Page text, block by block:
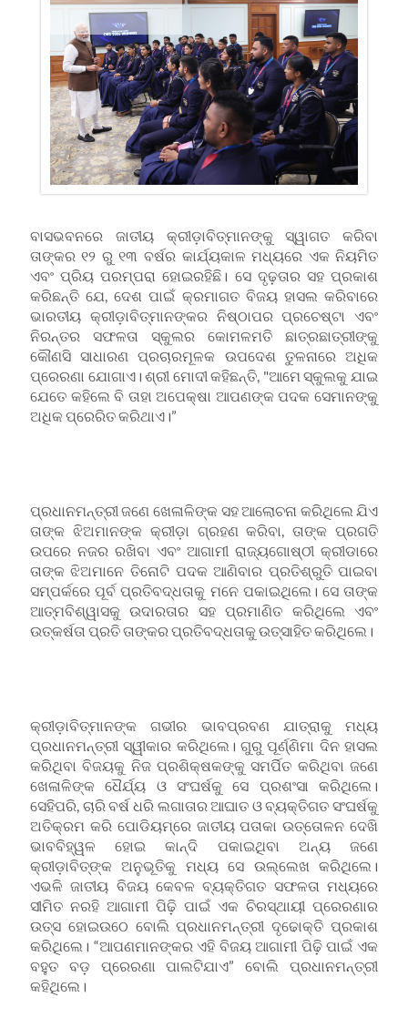
ବାସଭବନରେ ଜାତୀୟ କ୍ରୀଡ଼ାବିତ୍‌ମାନଙ୍କୁ ସ୍ୱାଗତ କରିବା
ତାଙ୍କର ୧୨ ରୁ ୧୩ ବର୍ଷର କାର୍ଯ୍ୟକାଳ ମଧ୍ୟରେ ଏକ ନିୟମିତ
ଏବଂ ପ୍ରିୟ ପରମ୍ପରା ହୋଇରହିଛି। ସେ ଦୃଢ଼ତାର ସହ ପ୍ରକାଶ
କରିଛନ୍ତି ଯେ, ଦେଶ ପାଇଁ କ୍ରମାଗତ ବିଜୟ ହାସଲ କରିବାରେ
ଭାରତୀୟ କ୍ରୀଡ଼ାବିତ୍‌ମାନଙ୍କର ନିଷ୍ଠାପର ପ୍ରଚେଷ୍ଟା ଏବଂ
ନିରନ୍ତର ସଫଳତା ସ୍କୁଲର କୋମଳମତି ଛାତ୍ରଛାତ୍ରୀଙ୍କୁ
କୌଣସି ସାଧାରଣ ପ୍ରଚାରମୂଳକ ଉପଦେଶ ତୁଳନାରେ ଅଧିକ
ପ୍ରେରଣା ଯୋଗାଏ। ଶ୍ରୀ ମୋଦୀ କହିଛନ୍ତି, "ଆମେ ସ୍କୁଲକୁ ଯାଇ
ଯେତେ କହିଲେ ବି ତାହା ଅପେକ୍ଷା ଆପଣଙ୍କ ପଦକ ସେମାନଙ୍କୁ
ଅଧିକ ପ୍ରେରିତ କରିଥାଏ।”
ପ୍ରଧାନମନ୍ତ୍ରୀ ଜଣେ ଖେଳାଳିଙ୍କ ସହ ଆଲୋଚନା କରିଥିଲେ ଯିଏ
ତାଙ୍କ ଝିଅମାନଙ୍କ କ୍ରୀଡ଼ା ଗ୍ରହଣ କରିବା, ତାଙ୍କ ପ୍ରଗତି
ଉପରେ ନଜର ରଖିବା ଏବଂ ଆଗାମୀ ରାଜ୍ୟଗୋଷ୍ଠୀ କ୍ରୀଡାରେ
ତାଙ୍କ ଝିଅମାନେ ତିନୋଟି ପଦକ ଆଣିବାର ପ୍ରତିଶ୍ରୁତି ପାଇବା
ସମ୍ପର୍କରେ ପୂର୍ବ ପ୍ରତିବଦ୍ଧତାକୁ ମନେ ପକାଇଥିଲେ। ସେ ତାଙ୍କ
ଆତ୍ମବିଶ୍ୱାସକୁ ଉଦାରତାର ସହ ପ୍ରମାଣିତ କରିଥିଲେ ଏବଂ
ଉତ୍କର୍ଷତା ପ୍ରତି ତାଙ୍କର ପ୍ରତିବଦ୍ଧତାକୁ ଉତ୍ସାହିତ କରିଥିଲେ।
କ୍ରୀଡ଼ାବିତ୍‌ମାନଙ୍କ ଗଭୀର ଭାବପ୍ରବଣ ଯାତ୍ରାକୁ ମଧ୍ୟ
ପ୍ରଧାନମନ୍ତ୍ରୀ ସ୍ୱୀକାର କରିଥିଲେ। ଗୁରୁ ପୂର୍ଣ୍ଣିମା ଦିନ ହାସଲ
କରିଥିବା ବିଜୟକୁ ନିଜ ପ୍ରଶିକ୍ଷକଙ୍କୁ ସମର୍ପିତ କରିଥିବା ଜଣେ
ଖେଳାଳିଙ୍କ ଧୈର୍ଯ୍ୟ ଓ ସଂଘର୍ଷକୁ ସେ ପ୍ରଶଂସା କରିଥିଲେ।
ସେହିପରି, ଚାରି ବର୍ଷ ଧରି ଲଗାତାର ଆଘାତ ଓ ବ୍ୟକ୍ତିଗତ ସଂଘର୍ଷକୁ
ଅତିକ୍ରମ କରି ପୋଡିୟମ୍‌ରେ ଜାତୀୟ ପତାକା ଉତ୍ତୋଳନ ଦେଖି
ଭାବବିହ୍ୱଳ ହୋଇ କାନ୍ଦି ପକାଇଥିବା ଅନ୍ୟ ଜଣେ
କ୍ରୀଡ଼ାବିତ୍‌ଙ୍କ ଅନୁଭୂତିକୁ ମଧ୍ୟ ସେ ଉଲ୍ଲେଖ କରିଥିଲେ।
ଏଭଳି ଜାତୀୟ ବିଜୟ କେବଳ ବ୍ୟକ୍ତିଗତ ସଫଳତା ମଧ୍ୟରେ
ସୀମିତ ନରହି ଆଗାମୀ ପିଢ଼ି ପାଇଁ ଏକ ଚିରସ୍ଥାୟୀ ପ୍ରେରଣାର
ଉତ୍ସ ହୋଇଉଠେ ବୋଲି ପ୍ରଧାନମନ୍ତ୍ରୀ ଦୃଢୋକ୍ତି ପ୍ରକାଶ
କରିଥିଲେ। “ଆପଣମାନଙ୍କର ଏହି ବିଜୟ ଆଗାମୀ ପିଢ଼ି ପାଇଁ ଏକ
ବହୁତ ବଡ଼ ପ୍ରେରଣା ପାଲଟିଯାଏ” ବୋଲି ପ୍ରଧାନମନ୍ତ୍ରୀ
କହିଥିଲେ।